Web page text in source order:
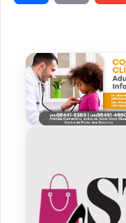
c
e
b
o
i
l